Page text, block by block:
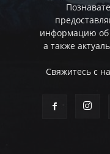
информацию об
а также
Свяжитесь с